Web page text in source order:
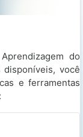
do
você
e ferramentas